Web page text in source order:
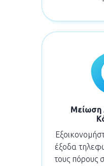
Μείωση
έξοδα
τους πόρους